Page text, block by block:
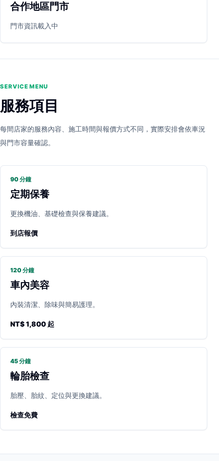
合作地區門市
門市資訊載入中
SERVICE MENU
服務項目
每間店家的服務內容、施工時間與報價方式不同，實際安排會依車況
與門市容量確認。
90 分鐘
定期保養
更換機油、基礎檢查與保養建議。
到店報價
120 分鐘
車內美容
內裝清潔、除味與簡易護理。
NT$ 1,800 起
45 分鐘
輪胎檢查
胎壓、胎紋、定位與更換建議。
檢查免費